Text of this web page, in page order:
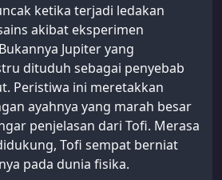
ketika terjadi ledakan
akibat eksperimen
Jupiter yang
dituduh sebagai penyebab
Peristiwa ini meretakkan
ayahnya yang marah besar
penjelasan dari Tofi. Merasa
Tofi sempat berniat
pada dunia fisika.